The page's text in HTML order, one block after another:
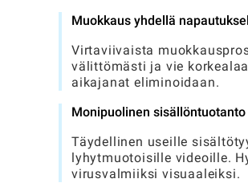
Muokkaus yhdellä
Virtaviivaista
välittömästi ja vie
aikajanat eliminoidaan.
Monipuolinen sisällöntuotanto
Täydellinen useille
lyhytmuotoisille videoille.
virusvalmiiksi visuaaleiksi.